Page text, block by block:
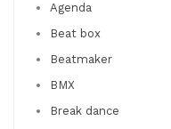
Agenda
Beat box
Beatmaker
BMX
Break dance